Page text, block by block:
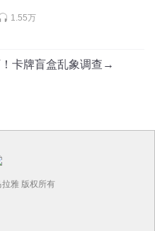
1.55万
卡牌盲盒乱象调查→
拉雅 版权所有